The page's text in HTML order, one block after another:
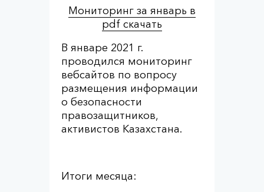
Мониторинг за январь в
pdf скачать
В январе 2021 г.
проводился мониторинг
вебсайтов по вопросу
размещения информации
о безопасности
правозащитников,
активистов Казахстана.
Итоги месяца: